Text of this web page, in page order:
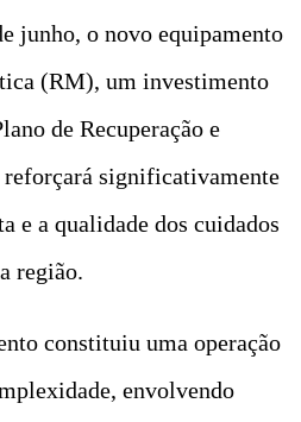
junho, o novo equipamento
(RM), um investimento
de Recuperação e
significativamente
e a qualidade dos cuidados
região.
constituiu uma operação
envolvendo